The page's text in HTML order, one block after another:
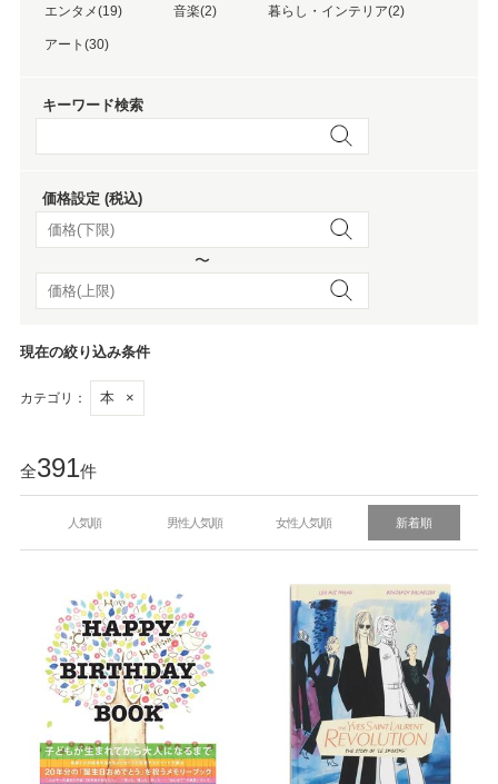
エンタメ(19) 音楽(2) 暮らし・インテリア(2)
アート(30)
キーワード検索
価格設定 (税込)
〜
現在の絞り込み条件
カテゴリ： 本 ×
全391件
人気順 男性人気順 女性人気順 新着順